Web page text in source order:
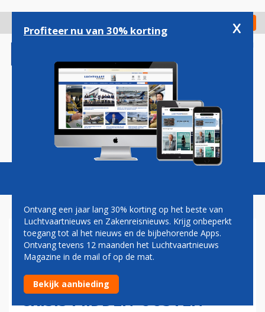
gaan
Check in
Magazine Podcasts Vacatures
TOPMAN LUFTHANSA: GEEN
SPRAKE VAN DREIGEND
BRANDSTOFTEKORT DOOR
CRISIS MIDDEN-OOSTEN
Profiteer nu van 30% korting x
Ontvang een jaar lang 30% korting op het beste van
Luchtvaartnieuws en Zakenreisnieuws. Krijg onbeperkt
toegang tot al het nieuws en de bijbehorende Apps.
Ontvang tevens 12 maanden het Luchtvaartnieuws
Magazine in de mail of op de mat.
Bekijk aanbieding